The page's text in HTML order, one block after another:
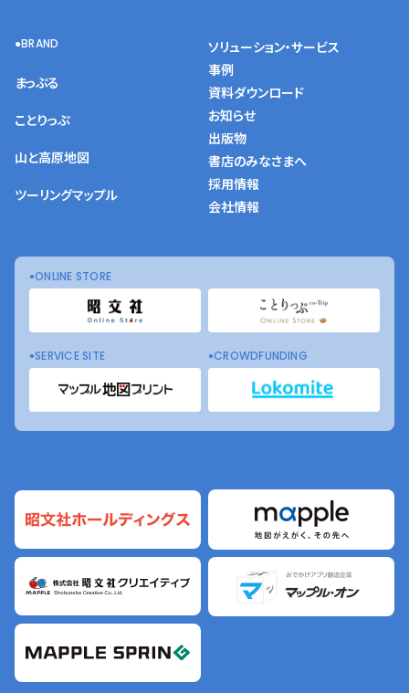
BRAND
まっぷる
ことりっぷ
山と高原地図
ツーリングマップル
ソリューション・サービス
事例
資料ダウンロード
お知らせ
出版物
書店のみなさまへ
採用情報
会社情報
ONLINE STORE
SERVICE SITE CROWDFUNDING